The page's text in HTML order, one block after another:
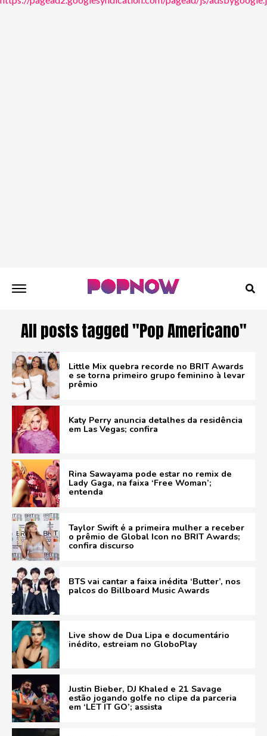
All posts tagged "Pop Americano"
Little Mix quebra recorde no BRIT Awards
e se torna primeiro grupo feminino à levar
prêmio
Katy Perry anuncia detalhes da residência
em Las Vegas; confira
Rina Sawayama pode estar no remix de
Lady Gaga, na faixa ‘Free Woman’;
entenda
Taylor Swift é a primeira mulher a receber
o prêmio de Global Icon no BRIT Awards;
confira discurso
BTS vai cantar a faixa inédita ‘Butter’, nos
palcos do Billboard Music Awards
Live show de Dua Lipa e documentário
inédito, estreiam no GloboPlay
Justin Bieber, DJ Khaled e 21 Savage
estão jogando golfe no clipe da parceria
em ‘LET IT GO’; assista